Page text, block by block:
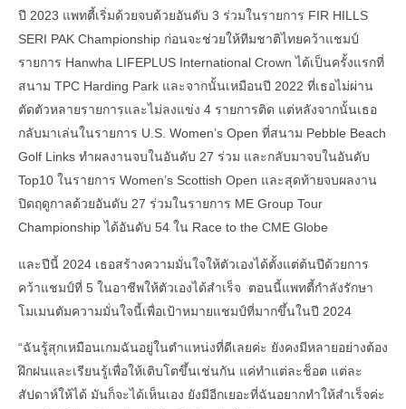
ปี 2023 แพทตี้เริ่มด้วยจบด้วยอันดับ 3 ร่วมในรายการ FIR HILLS
SERI PAK Championship ก่อนจะช่วยให้ทีมชาติไทยคว้าแชมป์
รายการ Hanwha LIFEPLUS International Crown ได้เป็นครั้งแรกที่
สนาม TPC Harding Park และจากนั้นเหมือนปี 2022 ที่เธอไม่ผ่าน
ตัดตัวหลายรายการและไม่ลงแข่ง 4 รายการติด แต่หลังจากนั้นเธอ
กลับมาเล่นในรายการ U.S. Women’s Open ที่สนาม Pebble Beach
Golf Links ทำผลงานจบในอันดับ 27 ร่วม และกลับมาจบในอันดับ
Top10 ในรายการ Women’s Scottish Open และสุดท้ายจบผลงาน
ปิดฤดูกาลด้วยอันดับ 27 ร่วมในรายการ ME Group Tour
Championship ได้อันดับ 54 ใน Race to the CME Globe
และปีนี้ 2024 เธอสร้างความมั่นใจให้ตัวเองได้ตั้งแต่ต้นปีด้วยการ
คว้าแชมป์ที่ 5 ในอาชีพให้ตัวเองได้สำเร็จ ตอนนี้แพทตี้กำลังรักษา
โมเมนตัมความมั่นใจนี้เพื่อเป้าหมายแชมป์ที่มากขึ้นในปี 2024
“ฉันรู้สุกเหมือนเกมฉันอยู่ในตำแหน่งที่ดีเลยค่ะ ยังคงมีหลายอย่างต้อง
ฝึกฝนและเรียนรู้เพื่อให้เติบโตขึ้นเช่นกัน แค่ทำแต่ละช็อต แต่ละ
สัปดาห์ให้ได้ มันก็จะได้เห็นเอง ยังมีอีกเยอะที่ฉันอยากทำให้สำเร็จค่ะ